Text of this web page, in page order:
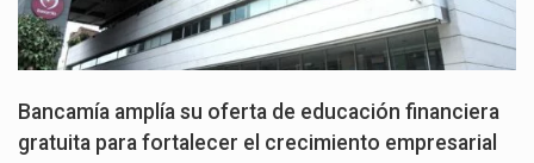
Bancamía amplía su oferta de educación financiera
gratuita para fortalecer el crecimiento empresarial